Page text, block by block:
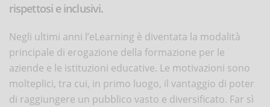
rispettosi e inclusivi.
Negli ultimi anni l’eLearning è diventata la modalità
principale di erogazione della formazione per le
aziende e le istituzioni educative. Le motivazioni sono
molteplici, tra cui, in primo luogo, il vantaggio di poter
di raggiungere un pubblico vasto e diversificato. Far sì